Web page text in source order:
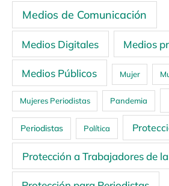
Medios de Comunicación
Medios Digitales Medios
Medios Públicos Mujer
Mujeres Periodistas Pandemia
Periodistas Política
Protección a Trabajadores de